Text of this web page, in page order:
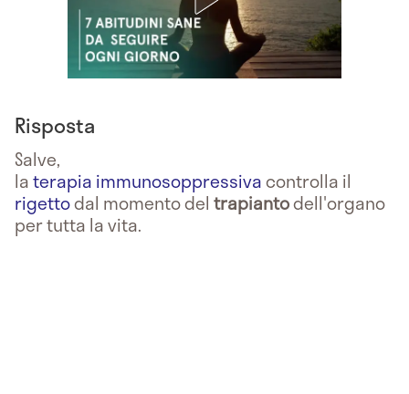
Risposta
Salve,
laterapia immunosoppressivacontrolla il
rigettodal momento del trapiantodell'organo
per tutta la vita.